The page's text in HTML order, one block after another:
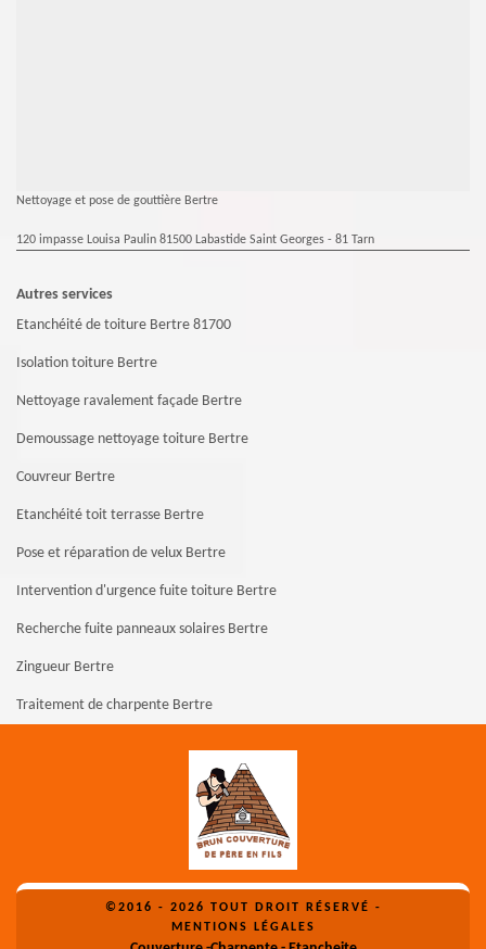
Nettoyage et pose de gouttière Bertre
120 impasse Louisa Paulin 81500 Labastide Saint Georges - 81 Tarn
Autres services
Etanchéité de toiture Bertre 81700
Isolation toiture Bertre
Nettoyage ravalement façade Bertre
Demoussage nettoyage toiture Bertre
Couvreur Bertre
Etanchéité toit terrasse Bertre
Pose et réparation de velux Bertre
Intervention d'urgence fuite toiture Bertre
Recherche fuite panneaux solaires Bertre
Zingueur Bertre
Traitement de charpente Bertre
©2016 - 2026 TOUT DROIT RÉSERVÉ -
MENTIONS LÉGALES